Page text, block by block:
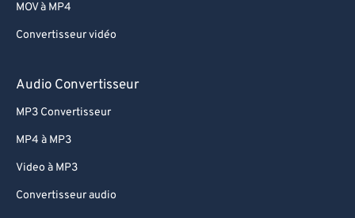
MOV à MP4
Convertisseur vidéo
Audio Convertisseur
MP3 Convertisseur
MP4 à MP3
Video à MP3
Convertisseur audio